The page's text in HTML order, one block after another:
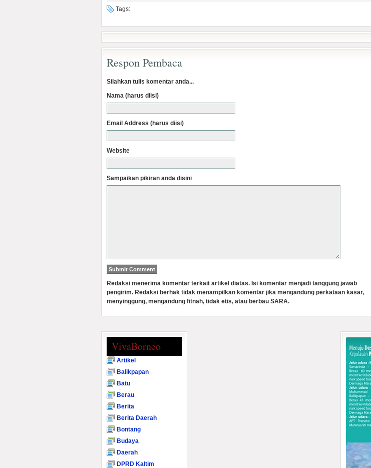
Tags:
Respon Pembaca
Silahkan tulis komentar anda...
Nama (harus diisi)
Email Address (harus diisi)
Website
Sampaikan pikiran anda disini
Redaksi menerima komentar terkait artikel diatas. Isi komentar menjadi tanggung jawab
pengirim. Redaksi berhak tidak menampilkan komentar jika mengandung perkataan kasar,
menyinggung, mengandung fitnah, tidak etis, atau berbau SARA.
VivaBorneo
Artikel
Balikpapan
Batu
Berau
Berita
Berita Daerah
Bontang
Budaya
Daerah
DPRD Kaltim